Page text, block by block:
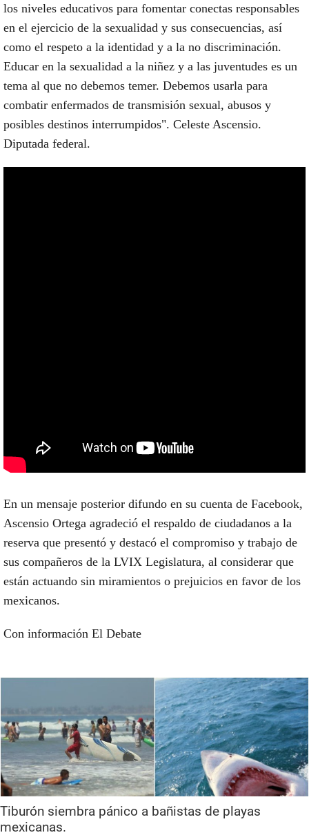
los niveles educativos para fomentar conectas responsables
en el ejercicio de la sexualidad y sus consecuencias, así
como el respeto a la identidad y a la no discriminación.
Educar en la sexualidad a la niñez y a las juventudes es un
tema al que no debemos temer. Debemos usarla para
combatir enfermados de transmisión sexual, abusos y
posibles destinos interrumpidos". Celeste Ascensio.
Diputada federal.
En un mensaje posterior difundo en su cuenta de Facebook,
Ascensio Ortega agradeció el respaldo de ciudadanos a la
reserva que presentó y destacó el compromiso y trabajo de
sus compañeros de la LVIX Legislatura, al considerar que
están actuando sin miramientos o prejuicios en favor de los
mexicanos.
Con información El Debate
Tiburón siembra pánico a bañistas de playas
mexicanas.